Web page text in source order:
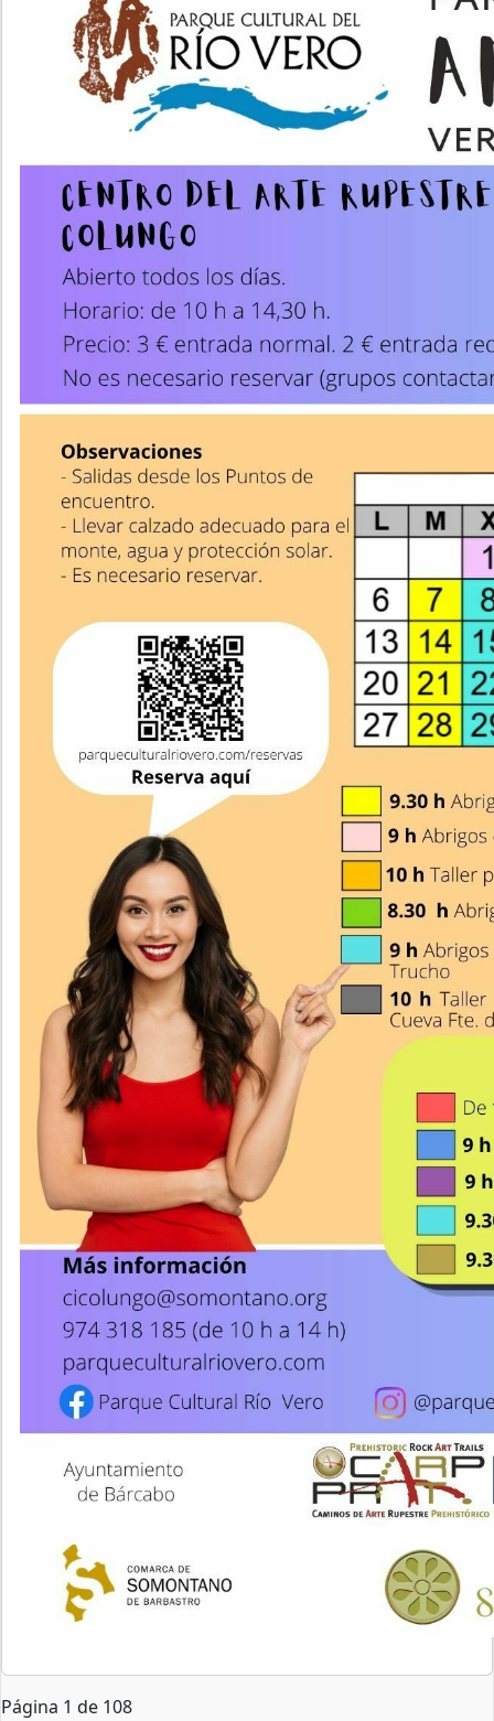
Página 1 de 108